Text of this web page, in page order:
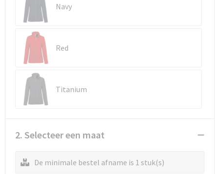
Reistassensets
Rugzakken
Schoenentassen
Schoudertassen
Tablettassen
Werkkleding sets
Oog- en gelaatsbescherming
Hoofdbescherming
Gehoorbescherming
Navy
Red
Titanium
2. Selecteer een maat
De minimale bestel afname is 1 stuk(s)